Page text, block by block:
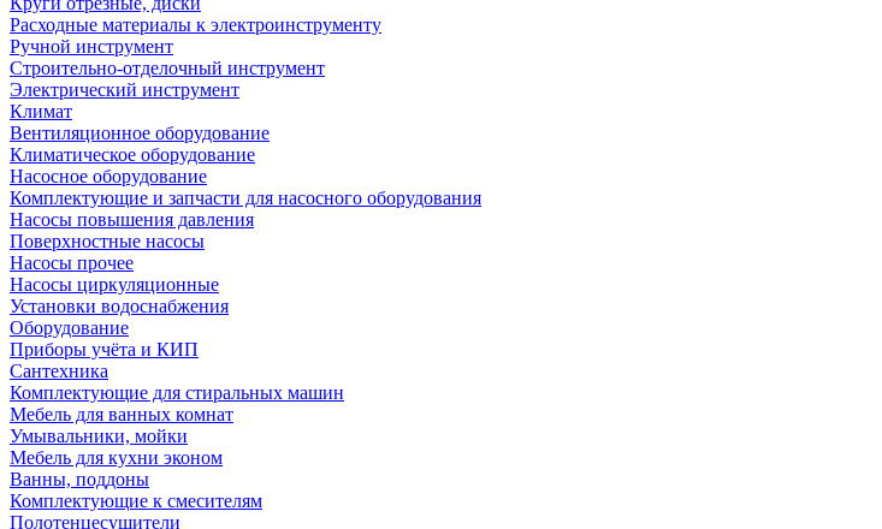
Расходные материалы к электроинструменту
Ручной инструмент
Строительно-отделочный инструмент
Электрический инструмент
Климат
Вентиляционное оборудование
Климатическое оборудование
Насосное оборудование
Комплектующие и запчасти для насосного оборудования
Насосы повышения давления
Поверхностные насосы
Насосы прочее
Насосы циркуляционные
Установки водоснабжения
Оборудование
Приборы учёта и КИП
Сантехника
Комплектующие для стиральных машин
Мебель для ванных комнат
Умывальники, мойки
Мебель для кухни эконом
Ванны, поддоны
Комплектующие к смесителям
Полотенцесушители